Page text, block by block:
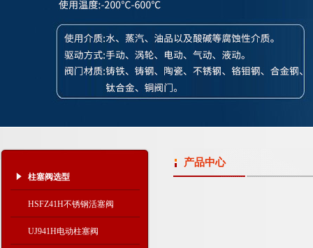
柱塞阀选型
HSFZ41H不锈钢活塞阀
UJ941H电动柱塞阀
产品中心